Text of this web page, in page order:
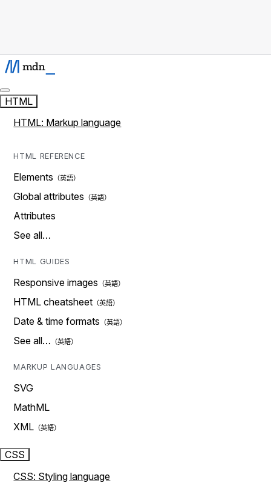
HTML
HTML: Markup language
HTML REFERENCE
Elements
Global attributes
Attributes
See all…
HTML GUIDES
Responsive images
HTML cheatsheet
Date & time formats
See all…
MARKUP LANGUAGES
SVG
MathML
XML
CSS
CSS: Styling language